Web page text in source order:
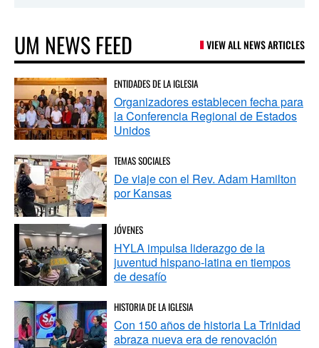
UM NEWS FEED VIEW ALL NEWS ARTICLES
ENTIDADES DE LA IGLESIA
Organizadores establecen fecha para
la Conferencia Regional de Estados
Unidos
TEMAS SOCIALES
De viaje con el Rev. Adam Hamilton
por Kansas
JÓVENES
HYLA impulsa liderazgo de la
juventud hispano-latina en tiempos
de desafío
HISTORIA DE LA IGLESIA
Con 150 años de historia La Trinidad
abraza nueva era de renovación